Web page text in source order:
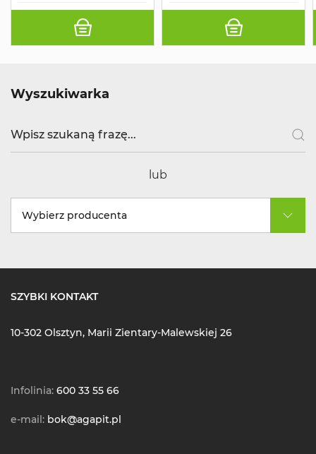
Wyszukiwarka
lub
Wybierz producenta
SZYBKI KONTAKT
10-302 Olsztyn, Marii Zientary-Malewskiej 26
Infolinia: 600 33 55 66
e-mail: bok@agapit.pl